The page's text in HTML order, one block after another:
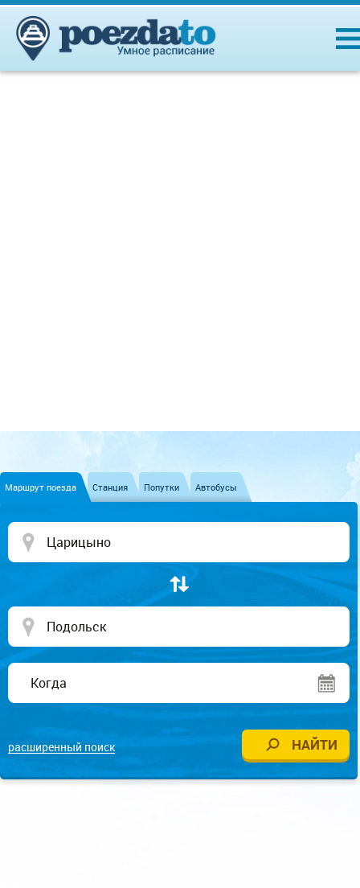
Маршрут поезда Станция Попутки Автобусы
расширенный поиск